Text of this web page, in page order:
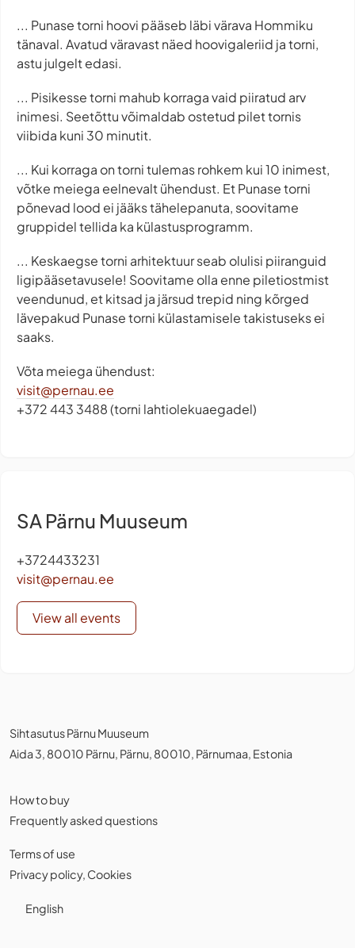
... Punase torni hoovi pääseb läbi värava Hommiku
tänaval. Avatud väravast näed hoovigaleriid ja torni,
astu julgelt edasi.
... Pisikesse torni mahub korraga vaid piiratud arv
inimesi. Seetõttu võimaldab ostetud pilet tornis
viibida kuni 30 minutit.
... Kui korraga on torni tulemas rohkem kui 10 inimest,
võtke meiega eelnevalt ühendust. Et Punase torni
põnevad lood ei jääks tähelepanuta, soovitame
gruppidel tellida ka külastusprogramm.
... Keskaegse torni arhitektuur seab olulisi piiranguid
ligipääsetavusele! Soovitame olla enne piletiostmist
veendunud, et kitsad ja järsud trepid ning kõrged
lävepakud Punase torni külastamisele takistuseks ei
saaks.
Võta meiega ühendust:
visit@pernau.ee
+372 443 3488 (torni lahtiolekuaegadel)
SA Pärnu Muuseum
+3724433231
visit@pernau.ee
View all events
Sihtasutus Pärnu Muuseum
Aida 3, 80010 Pärnu, Pärnu, 80010, Pärnumaa, Estonia
How to buy
Frequently asked questions
Terms of use
Privacy policy, Cookies
English